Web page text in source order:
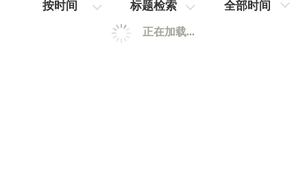
按时间 标题检索 全部时间
正在加载...